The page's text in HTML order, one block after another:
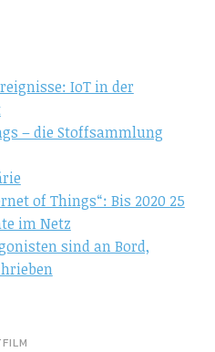
IoT in der
– die Stoffsammlung
of Things“: Bis 2020 25
im Netz
sind an Bord,